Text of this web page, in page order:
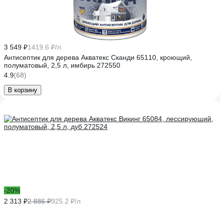
3 549 ₽1419.6 ₽/л
Антисептик для дерева Акватекс Сканди 65110, кроющий,
полуматовый, 2,5 л, имбирь 272550
4.9(68)
В корзину
-20%
2 313 ₽2 886 ₽925.2 ₽/л